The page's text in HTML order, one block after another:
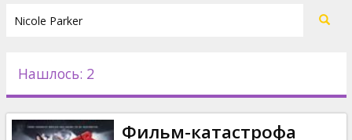
Новости
Нашлось: 2
Фильм-катастрофа